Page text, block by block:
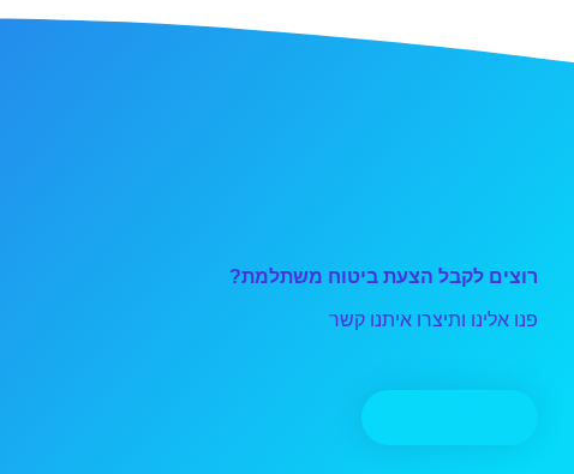
רוצים לקבל הצעת ביטוח משתלמת?
פנו אלינו ותיצרו איתנו קשר